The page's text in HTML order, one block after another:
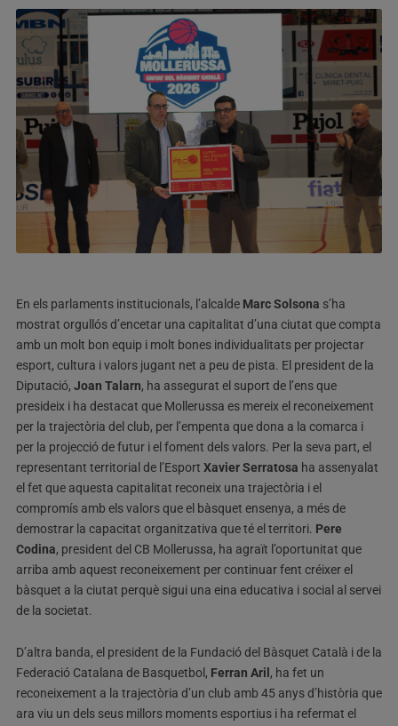
En els parlaments institucionals, l’alcalde Marc Solsona s’ha
mostrat orgullós d’encetar una capitalitat d’una ciutat que compta
amb un molt bon equip i molt bones individualitats per projectar
esport, cultura i valors jugant net a peu de pista. El president de la
Diputació, Joan Talarn, ha assegurat el suport de l’ens que
presideix i ha destacat que Mollerussa es mereix el reconeixement
per la trajectòria del club, per l’empenta que dona a la comarca i
per la projecció de futur i el foment dels valors. Per la seva part, el
representant territorial de l’Esport Xavier Serratosa ha assenyalat
el fet que aquesta capitalitat reconeix una trajectòria i el
compromís amb els valors que el bàsquet ensenya, a més de
demostrar la capacitat organitzativa que té el territori. Pere
Codina, president del CB Mollerussa, ha agraït l’oportunitat que
arriba amb aquest reconeixement per continuar fent créixer el
bàsquet a la ciutat perquè sigui una eina educativa i social al servei
de la societat.
D’altra banda, el president de la Fundació del Bàsquet Català i de la
Federació Catalana de Basquetbol, Ferran Aril , ha fet un
reconeixement a la trajectòria d’un club amb 45 anys d’història que
ara viu un dels seus millors moments esportius i ha refermat el